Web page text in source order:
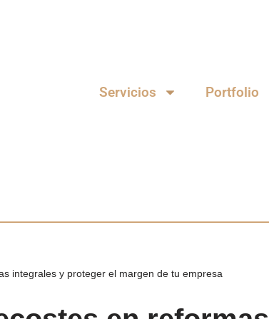
Servicios Portfolio
integrales y proteger el margen de tu empresa